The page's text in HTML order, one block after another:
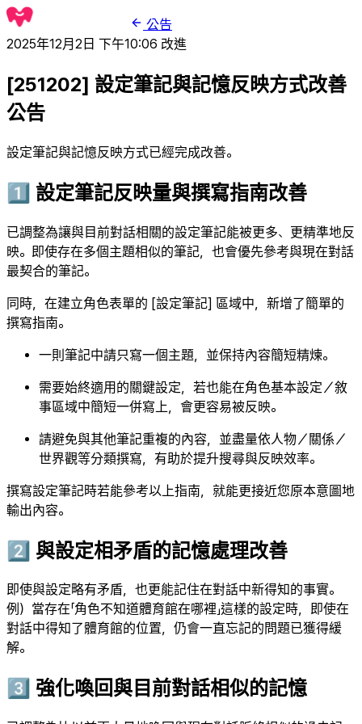
公告
2025年12月2日 下午10:06 改進
[251202] 設定筆記與記憶反映方式改善
公告
設定筆記與記憶反映方式已經完成改善。
1️⃣ 設定筆記反映量與撰寫指南改善
已調整為讓與目前對話相關的設定筆記能被更多、更精準地反
映。即使存在多個主題相似的筆記，也會優先參考與現在對話
最契合的筆記。
同時，在建立角色表單的 [設定筆記] 區域中，新增了簡單的
撰寫指南。
一則筆記中請只寫一個主題，並保持內容簡短精煉。
需要始終適用的關鍵設定，若也能在角色基本設定／敘
事區域中簡短一併寫上，會更容易被反映。
請避免與其他筆記重複的內容，並盡量依人物／關係／
世界觀等分類撰寫，有助於提升搜尋與反映效率。
撰寫設定筆記時若能參考以上指南，就能更接近您原本意圖地
輸出內容。
2️⃣ 與設定相矛盾的記憶處理改善
即使與設定略有矛盾，也更能記住在對話中新得知的事實。
例）當存在「角色不知道體育館在哪裡」這樣的設定時，即使在
對話中得知了體育館的位置，仍會一直忘記的問題已獲得緩
解。
3️⃣ 強化喚回與目前對話相似的記憶